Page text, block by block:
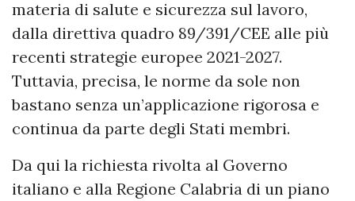
materia di salute e sicurezza sul lavoro,
dalla direttiva quadro 89/391/CEE alle più
recenti strategie europee 2021-2027.
Tuttavia, precisa, le norme da sole non
bastano senza un’applicazione rigorosa e
continua da parte degli Stati membri.
Da qui la richiesta rivolta al Governo
italiano e alla Regione Calabria di un piano